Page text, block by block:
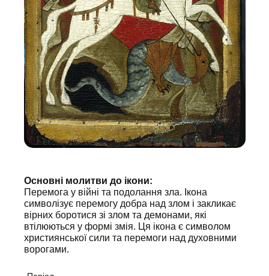
Основні молитви до ікони:
Перемога у війні та подолання зла. Ікона
символізує перемогу добра над злом і закликає
вірних боротися зі злом та демонами, які
втілюються у формі змія. Ця ікона є символом
християнської сили та перемоги над духовними
ворогами.